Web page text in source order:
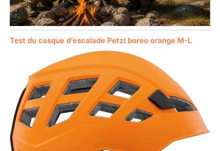
Test du casque d’escalade Petzl boreo orange M-L